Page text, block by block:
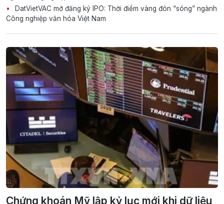
DatVietVAC mở đăng ký IPO: Thời điểm vàng đón “sóng” ngành
Công nghiệp văn hóa Việt Nam
Chứng khoán Mỹ lập kỷ lục mới khi dữ liệu